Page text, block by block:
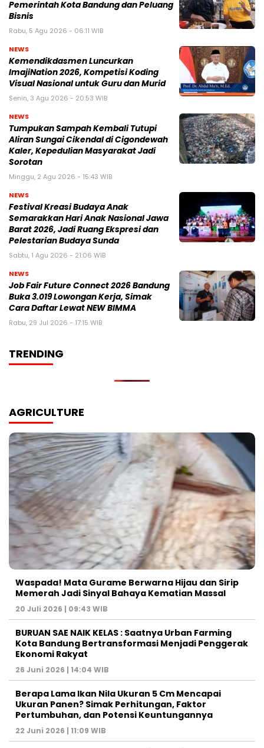
Pemerintah Kota Bandung dan Peluang
Bisnis
Rabu, 5 Agu 2026 - 06:11 WIB
NEWS
Kemendikdasmen Luncurkan
ImajiNation 2026, Kompetisi Koding
Visual Nasional untuk Guru dan Murid
Senin, 3 Agu 2026 - 20:53 WIB
NEWS
Tumpukan Sampah Kembali Tutupi
Aliran Sungai Cikendal di Cigondewah
Kaler, Kepedulian Masyarakat Jadi
Sorotan
Minggu, 2 Agu 2026 - 15:43 WIB
NEWS
Festival Kreasi Budaya Anak
Semarakkan Hari Anak Nasional Jawa
Barat 2026, Jadi Ruang Ekspresi dan
Pelestarian Budaya Sunda
Sabtu, 1 Agu 2026 - 21:06 WIB
NEWS
Job Fair Future Connect 2026 Bandung
Buka 3.019 Lowongan Kerja, Simak
Cara Daftar Lewat NEW BIMMA
Rabu, 29 Jul 2026 - 17:15 WIB
TRENDING
AGRICULTURE
Waspada! Mata Gurame Berwarna Hijau dan Sirip
Memerah Jadi Sinyal Bahaya Kematian Massal
20 Juli 2026 | 09:43 WIB
BURUAN SAE NAIK KELAS : Saatnya Urban Farming
Kota Bandung Bertransformasi Menjadi Penggerak
Ekonomi Rakyat
26 Juni 2026 | 14:04 WIB
Berapa Lama Ikan Nila Ukuran 5 Cm Mencapai
Ukuran Panen? Simak Perhitungan, Faktor
Pertumbuhan, dan Potensi Keuntungannya
22 Juni 2026 | 11:09 WIB